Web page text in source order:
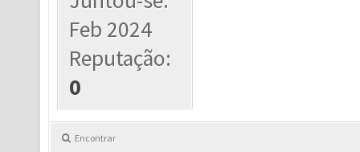
Feb 2024
Reputação:
0
Encontrar